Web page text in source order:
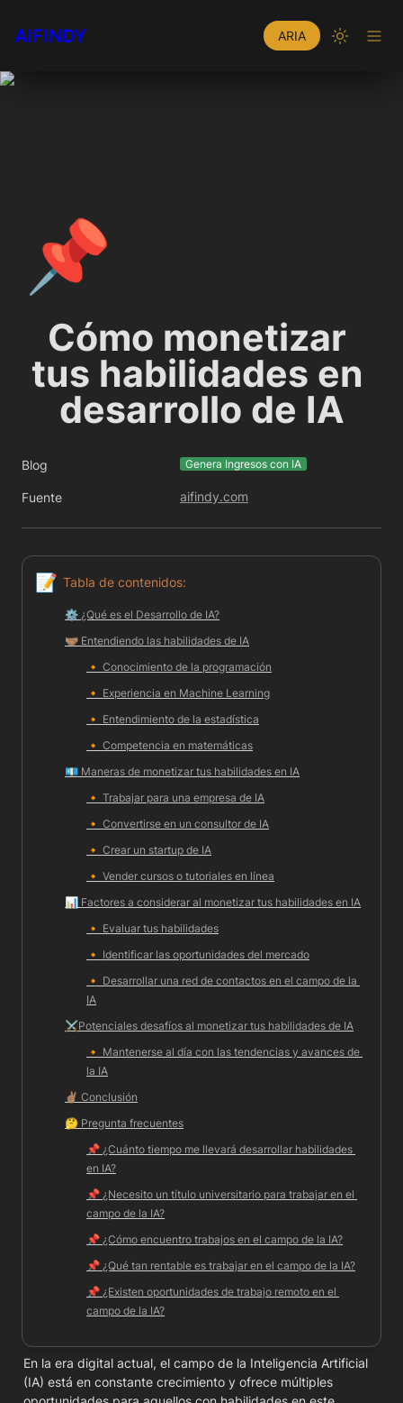
AIFINDY ARIA
📌
Cómo monetizar
tus habilidades en
desarrollo de IA
Blog Genera Ingresos con IA
Fuente aifindy.com
📝 Tabla de contenidos:
⚙️ ¿Qué es el Desarrollo de IA?
🤝🏽 Entendiendo las habilidades de IA
🔸 Conocimiento de la programación
🔸 Experiencia en Machine Learning
🔸 Entendimiento de la estadística
🔸 Competencia en matemáticas
💶 Maneras de monetizar tus habilidades en IA
🔸 Trabajar para una empresa de IA
🔸 Convertirse en un consultor de IA
🔸 Crear un startup de IA
🔸 Vender cursos o tutoriales en línea
📊 Factores a considerar al monetizar tus habilidades en IA
🔸 Evaluar tus habilidades
🔸 Identificar las oportunidades del mercado
🔸 Desarrollar una red de contactos en el campo de la
IA
⚔️Potenciales desafíos al monetizar tus habilidades de IA
🔸 Mantenerse al día con las tendencias y avances de
la IA
✌🏽 Conclusión
🤔 Pregunta frecuentes
📌 ¿Cuánto tiempo me llevará desarrollar habilidades
en IA?
📌 ¿Necesito un título universitario para trabajar en el
campo de la IA?
📌 ¿Cómo encuentro trabajos en el campo de la IA?
📌 ¿Qué tan rentable es trabajar en el campo de la IA?
📌 ¿Existen oportunidades de trabajo remoto en el
campo de la IA?
En la era digital actual, el campo de la Inteligencia Artificial
(IA) está en constante crecimiento y ofrece múltiples